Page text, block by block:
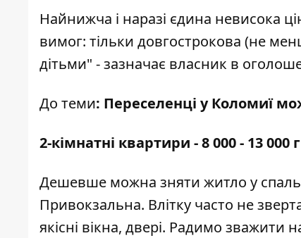
Найнижча і наразі єдина невисока
вимог: тільки довгострокова (не
дітьми" - зазначає власник в
До теми: Переселенці у Коломиї
2-кімнатні квартири - 8 000 - 13 000
Дешевше можна зняти житло у
Привокзальна. Влітку часто не
якісні вікна, двері. Радимо зважити